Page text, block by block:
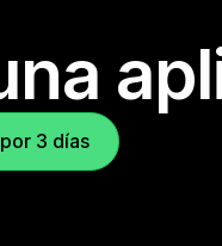
3 días